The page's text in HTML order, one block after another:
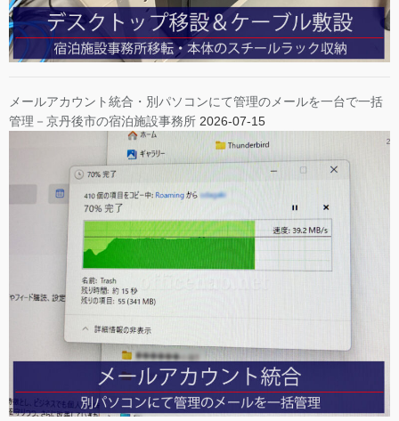
メールアカウント統合・別パソコンにて管理のメールを一台で一括
管理－京丹後市の宿泊施設事務所 2026-07-15